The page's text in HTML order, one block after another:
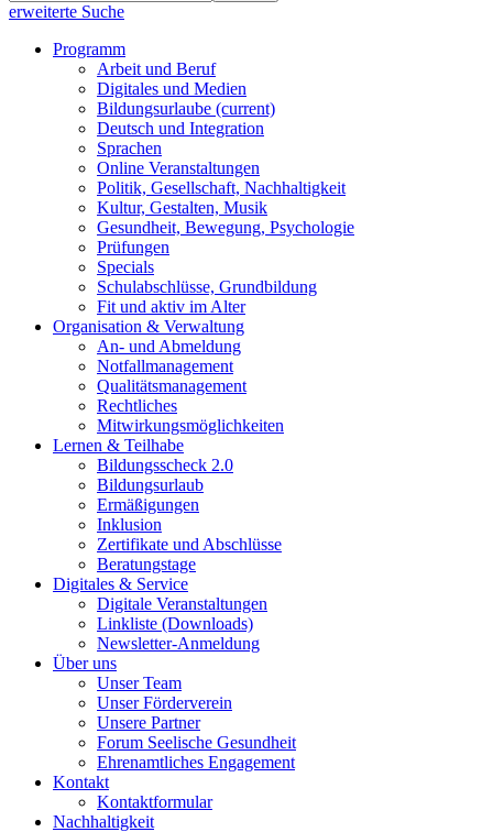
erweiterte Suche
Programm
Arbeit und Beruf
Digitales und Medien
Bildungsurlaube (current)
Deutsch und Integration
Sprachen
Online Veranstaltungen
Politik, Gesellschaft, Nachhaltigkeit
Kultur, Gestalten, Musik
Gesundheit, Bewegung, Psychologie
Prüfungen
Specials
Schulabschlüsse, Grundbildung
Fit und aktiv im Alter
Organisation & Verwaltung
An- und Abmeldung
Notfallmanagement
Qualitätsmanagement
Rechtliches
Mitwirkungsmöglichkeiten
Lernen & Teilhabe
Bildungsscheck 2.0
Bildungsurlaub
Ermäßigungen
Inklusion
Zertifikate und Abschlüsse
Beratungstage
Digitales & Service
Digitale Veranstaltungen
Linkliste (Downloads)
Newsletter-Anmeldung
Über uns
Unser Team
Unser Förderverein
Unsere Partner
Forum Seelische Gesundheit
Ehrenamtliches Engagement
Kontakt
Kontaktformular
Nachhaltigkeit